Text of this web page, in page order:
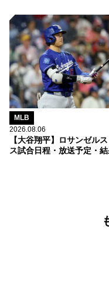
MLB
2026.08.06
【大谷翔平】ロサンゼル
ス試合日程・放送予定・